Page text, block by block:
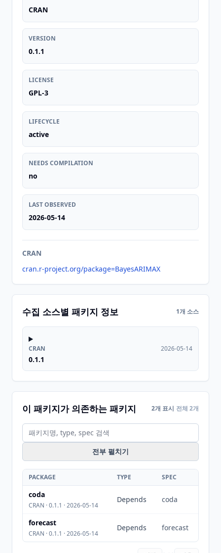
CRAN
VERSION
0.1.1
LICENSE
GPL-3
LIFECYCLE
active
NEEDS COMPILATION
no
LAST OBSERVED
2026-05-14
CRAN
cran.r-project.org/package=BayesARIMAX
수집 소스별 패키지 정보 1개 소스
CRAN
0.1.1
2026-05-14
이 패키지가 의존하는 패키지 2개 표시 전체 2개
전부 펼치기
PACKAGE TYPE SPEC
coda
CRAN · 0.1.1 · 2026-05-14
Depends coda
forecast
CRAN · 0.1.1 · 2026-05-14
Depends forecast